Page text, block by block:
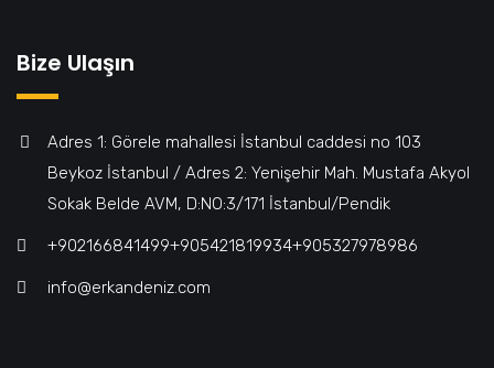
Bize Ulaşın
Adres 1: Görele mahallesi İstanbul caddesi no 103
Beykoz İstanbul / Adres 2: Yenişehir Mah. Mustafa Akyol
Sokak Belde AVM, D:NO:3/171 İstanbul/Pendik
+902166841499‎‎ㅤㅤㅤㅤㅤㅤㅤㅤㅤㅤㅤㅤ+905421819934‎‎ㅤㅤㅤㅤㅤㅤㅤㅤㅤㅤㅤㅤ+905327978986
info@erkandeniz.com